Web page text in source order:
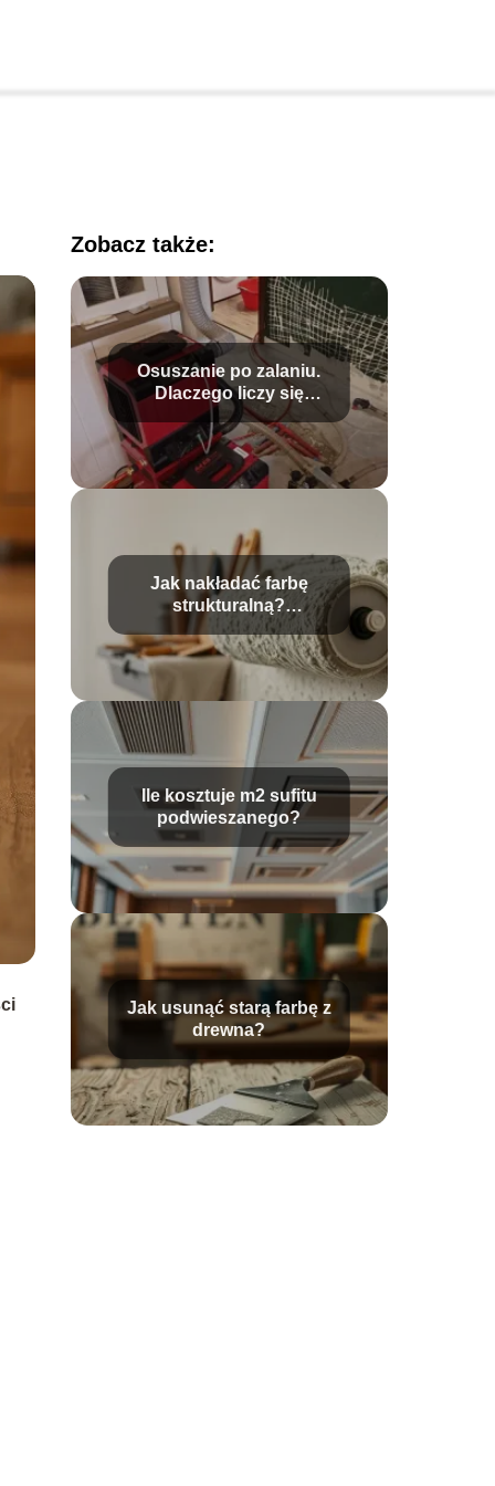
Zobacz także:
Osuszanie po zalaniu.
Dlaczego liczy się
szybka reakcja?
Jak nakładać farbę
strukturalną?
Praktyczne wskazówki i
techniki
Ile kosztuje m2 sufitu
podwieszanego?
Jak usunąć starą farbę z
drewna?